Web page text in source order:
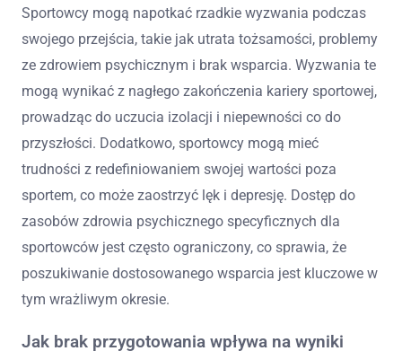
Sportowcy mogą napotkać rzadkie wyzwania podczas
swojego przejścia, takie jak utrata tożsamości, problemy
ze zdrowiem psychicznym i brak wsparcia. Wyzwania te
mogą wynikać z nagłego zakończenia kariery sportowej,
prowadząc do uczucia izolacji i niepewności co do
przyszłości. Dodatkowo, sportowcy mogą mieć
trudności z redefiniowaniem swojej wartości poza
sportem, co może zaostrzyć lęk i depresję. Dostęp do
zasobów zdrowia psychicznego specyficznych dla
sportowców jest często ograniczony, co sprawia, że
poszukiwanie dostosowanego wsparcia jest kluczowe w
tym wrażliwym okresie.
Jak brak przygotowania wpływa na wyniki